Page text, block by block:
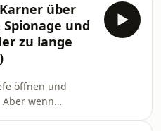
über
und
zu lange
öffnen und
wenn